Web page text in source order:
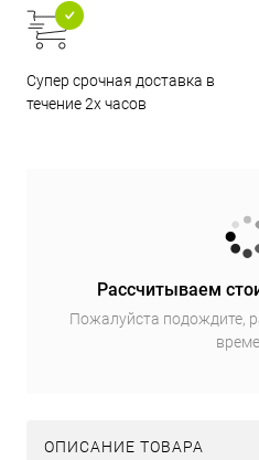
Супер срочная доставка в
течение 2х часов
Рассчитываем
Пожалуйста подождите,
ОПИСАНИЕ ТОВАРА